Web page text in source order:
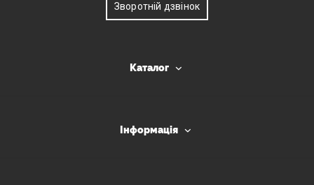
Зворотній дзвінок
Каталог
Інформація